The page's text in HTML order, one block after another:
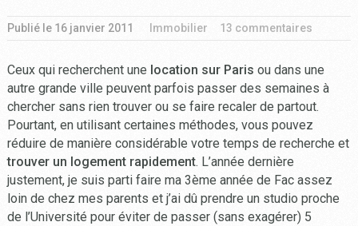
Publié le 16 janvier 2011 Immobilier 13 commentaires
Ceux qui recherchent une location sur Paris ou dans une
autre grande ville peuvent parfois passer des semaines à
chercher sans rien trouver ou se faire recaler de partout.
Pourtant, en utilisant certaines méthodes, vous pouvez
réduire de manière considérable votre temps de recherche et
trouver un logement rapidement. L’année dernière
justement, je suis parti faire ma 3ème année de Fac assez
loin de chez mes parents et j’ai dû prendre un studio proche
de l’Université pour éviter de passer (sans exagérer) 5